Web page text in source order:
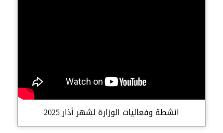
انشطة وفعاليات الوزارة لشهر أذار 2025